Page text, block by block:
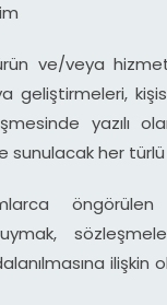
ürün ve/veya
geliştirmeleri,
yazılı
sunulacak her
uymak,
ilişkin